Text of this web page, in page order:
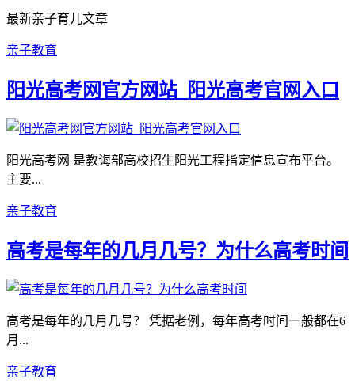
最新亲子育儿文章
亲子教育
阳光高考网官方网站_阳光高考官网入口
阳光高考网 是教诲部高校招生阳光工程指定信息宣布平台。
主要...
亲子教育
高考是每年的几月几号？为什么高考时间
高考是每年的几月几号？ 凭据老例，每年高考时间一般都在6
月...
亲子教育